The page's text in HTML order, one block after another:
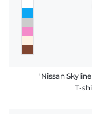
'Nissan
T-